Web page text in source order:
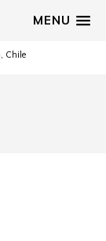
MENU
Chile